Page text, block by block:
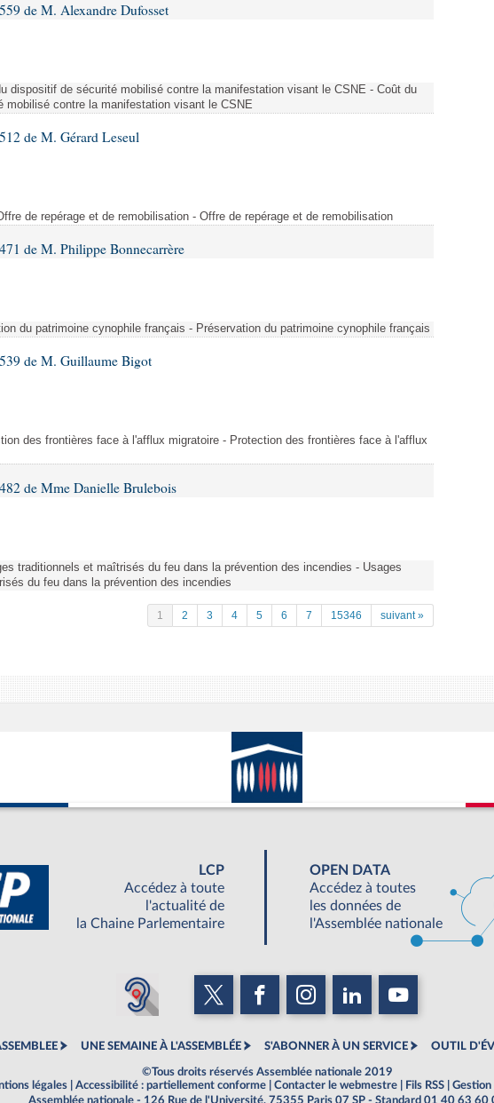
de M. Alexandre Dufosset
dispositif de sécurité mobilisé contre la manifestation visant le CSNE - Coût du
mobilisé contre la manifestation visant le CSNE
de M. Gérard Leseul
de repérage et de remobilisation - Offre de repérage et de remobilisation
de M. Philippe Bonnecarrère
du patrimoine cynophile français - Préservation du patrimoine cynophile français
de M. Guillaume Bigot
des frontières face à l'afflux migratoire - Protection des frontières face à l'afflux
de Mme Danielle Brulebois
traditionnels et maîtrisés du feu dans la prévention des incendies - Usages
du feu dans la prévention des incendies
1 2 3 4 5 6 7 15346 suivant »
LCP
Accédez à toute
l'actualité de
la Chaine Parlementaire
OPEN DATA
Accédez à toutes
les données de
l'Assemblée nationale
UNE SEMAINE À L'ASSEMBLÉE S'ABONNER À UN SERVICE OUTIL
©Tous droits réservés Assemblée nationale 2019
légales
Accessibilité : partiellement conforme Contacter le webmestre Fils RSS
Gestion
Assemblée nationale - 126 Rue de l'Université, 75355 Paris 07 SP - Standard 01 40 63 60